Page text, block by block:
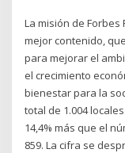
La misión de
mejor contenido,
para mejorar el
el crecimiento
bienestar para la
total de 1.004
14,4% más que el
859. La cifra se